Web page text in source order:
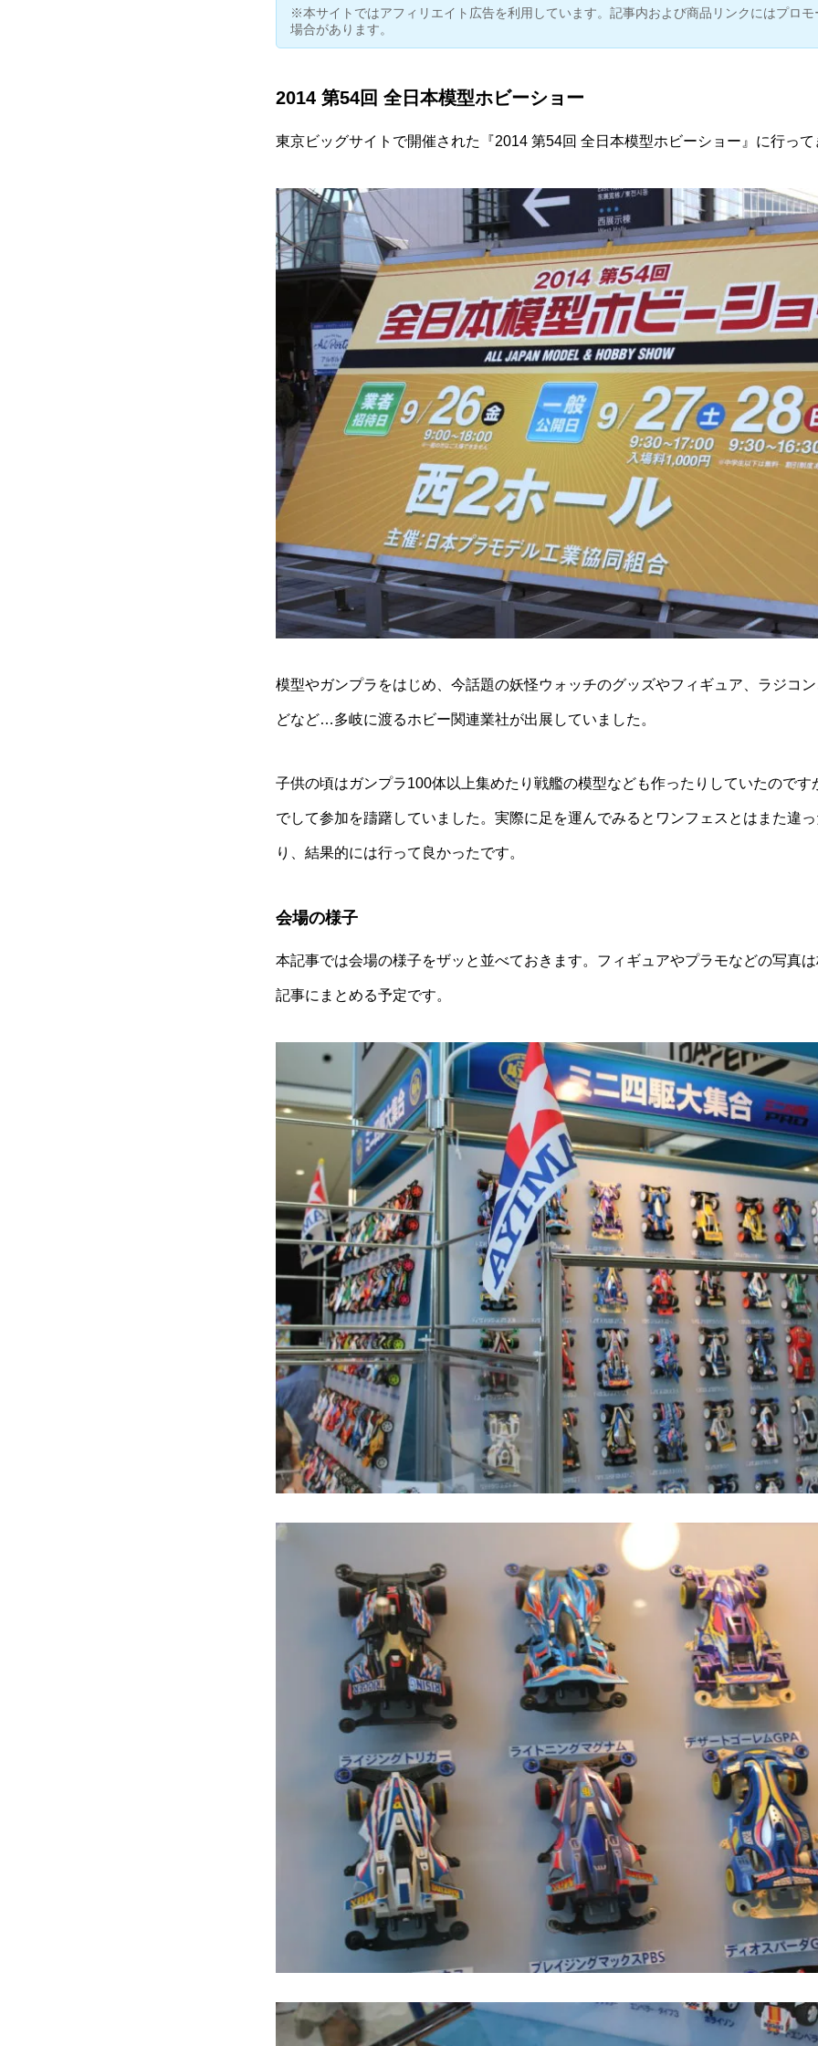
※本サイトではアフィリエイト広告を利用しています。記事内および商品リンクにはプロ
場合があります。
2014 第54回 全日本模型ホビーショー
東京ビッグサイトで開催された『2014 第54回 全日本模型ホビーショー』に行っ
模型やガンプラをはじめ、今話題の妖怪ウォッチのグッズやフィギュア、ラジコ
どなど…多岐に渡るホビー関連業社が出展していました。
子供の頃はガンプラ100体以上集めたり戦艦の模型なども作ったりしていたのです
でして参加を躊躇していました。実際に足を運んでみるとワンフェスとはまた違
り、結果的には行って良かったです。
会場の様子
本記事では会場の様子をザッと並べておきます。フィギュアやプラモなどの写真
記事にまとめる予定です。